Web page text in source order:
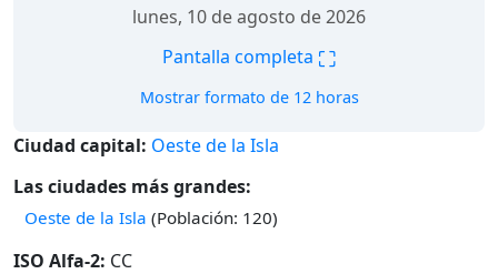
lunes, 10 de agosto de 2026
Pantalla completa ⛶
Mostrar formato de 12 horas
Ciudad capital: Oeste de la Isla
Las ciudades más grandes:
Oeste de la Isla (Población: 120)
ISO Alfa-2: CC